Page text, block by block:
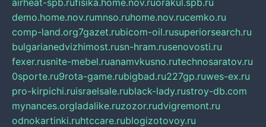
airheat-spb.rufisika.home.nov.ruorakul.spb.ru
demo.home.nov.rumnso.ruhome.nov.rucemko.ru
comp-land.org7gazet.rubicom-oil.rusuperiorsearch.ru
bulgarianedvizhimost.rusn-hram.rusenovosti.ru
fexer.rusnite-mebel.ruanamvkusno.rutechnosaratov.ru
0sporte.ru9rota-game.rubigbad.ru227gp.ruwes-ex.ru
pro-kirpichi.ruisraelsale.rublack-lady.rustroy-db.com
mynances.orgladalike.ruzozor.rudvigremont.ru
odnokartinki.ruhtccare.rublogizotovoy.ru